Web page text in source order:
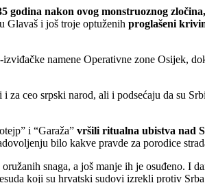
godina nakon ovog monstruoznog
Glavaš i još troje optuženih proglašeni
namene Operativne zone Osijek,
za ceo srpski narod, ali i podsećaju da su
i “Garaža” vršili ritualna ubistva nad
bilo kakve pravde za porodice
snaga, a još manje ih je osuđeno. I
koji su hrvatski sudovi izrekli protiv